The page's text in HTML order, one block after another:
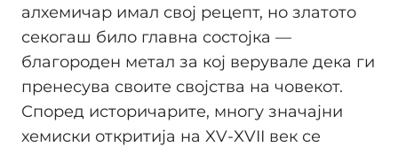
алхемичар имал свој рецепт, но златото
секогаш било главна состојка —
благороден метал за кој верувале дека ги
пренесува своите својства на човекот.
Според историчарите, многу значајни
хемиски откритија на XV-XVII век се